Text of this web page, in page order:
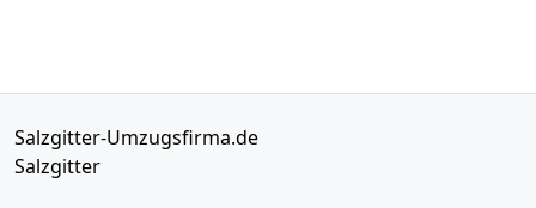
Salzgitter-Umzugsfirma.de
Salzgitter